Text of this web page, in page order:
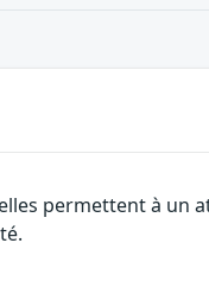
permettent à un